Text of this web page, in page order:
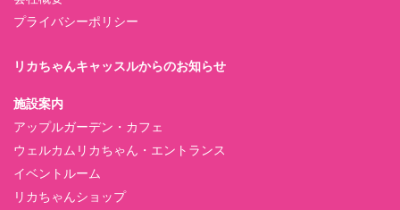
プライバシーポリシー
リカちゃんキャッスルからのお知らせ
施設案内
アップルガーデン・カフェ
ウェルカムリカちゃん・エントランス
イベントルーム
リカちゃんショップ